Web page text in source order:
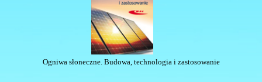
Ogniwa słoneczne. Budowa, technologia i zastosowanie